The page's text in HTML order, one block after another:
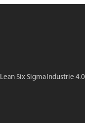
Lean Six SigmaIndustrie 4.0